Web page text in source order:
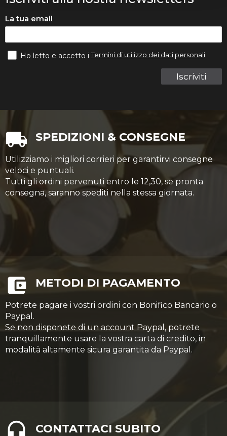
La tua email
Iscriviti
Ho letto e accetto iTermini di utilizzo dei dati personali
SPEDIZIONI & CONSEGNE
Utilizziamo i migliori corrieri per garantirvi consegne
veloci e puntuali.
Tutti gli ordini pervenuti entro le 12,30, se pronta
consegna, saranno spediti nella stessa giornata.
METODI DI PAGAMENTO
Potrete pagare i vostri ordini con Bonifico Bancario o
Paypal.
Se non disponete di un account Paypal, potrete
tranquillamente usare la vostra carta di credito, in
modalità altamente sicura garantita da Paypal.
CONTATTACI SUBITO